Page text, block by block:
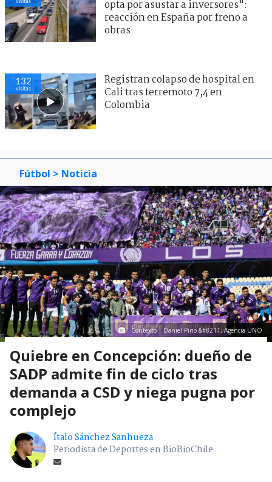
opta por asustar a inversores":
reacción en España por freno a
obras
132
visitas
Registran colapso de hospital en
Cali tras terremoto 7,4 en
Colombia
Fútbol > Noticia
Contexto | Daniel Pino &#8211; Agencia UNO
Quiebre en Concepción: dueño de
SADP admite fin de ciclo tras
demanda a CSD y niega pugna por
complejo
Ítalo Sánchez Sanhueza
Periodista de Deportes en BioBioChile